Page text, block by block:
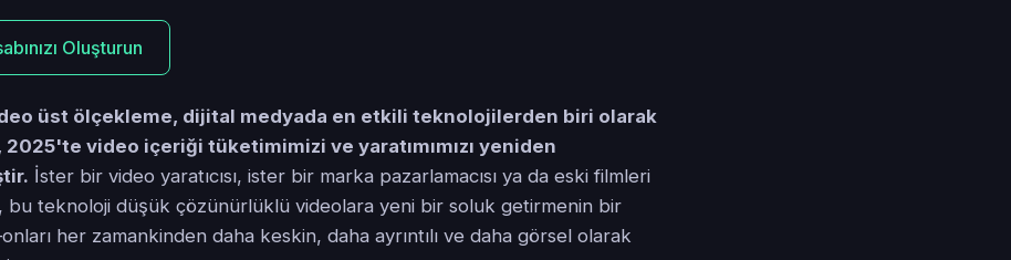
Oluşturun
üst ölçekleme, dijital medyada en etkili teknolojilerden biri olarak
2025'te video içeriği tüketimimizi ve yaratımımızı yeniden
İster bir video yaratıcısı, ister bir marka pazarlamacısı ya da eski filmleri
bu teknoloji düşük çözünürlüklü videolara yeni bir soluk getirmenin bir
her zamankinden daha keskin, daha ayrıntılı ve daha görsel olarak